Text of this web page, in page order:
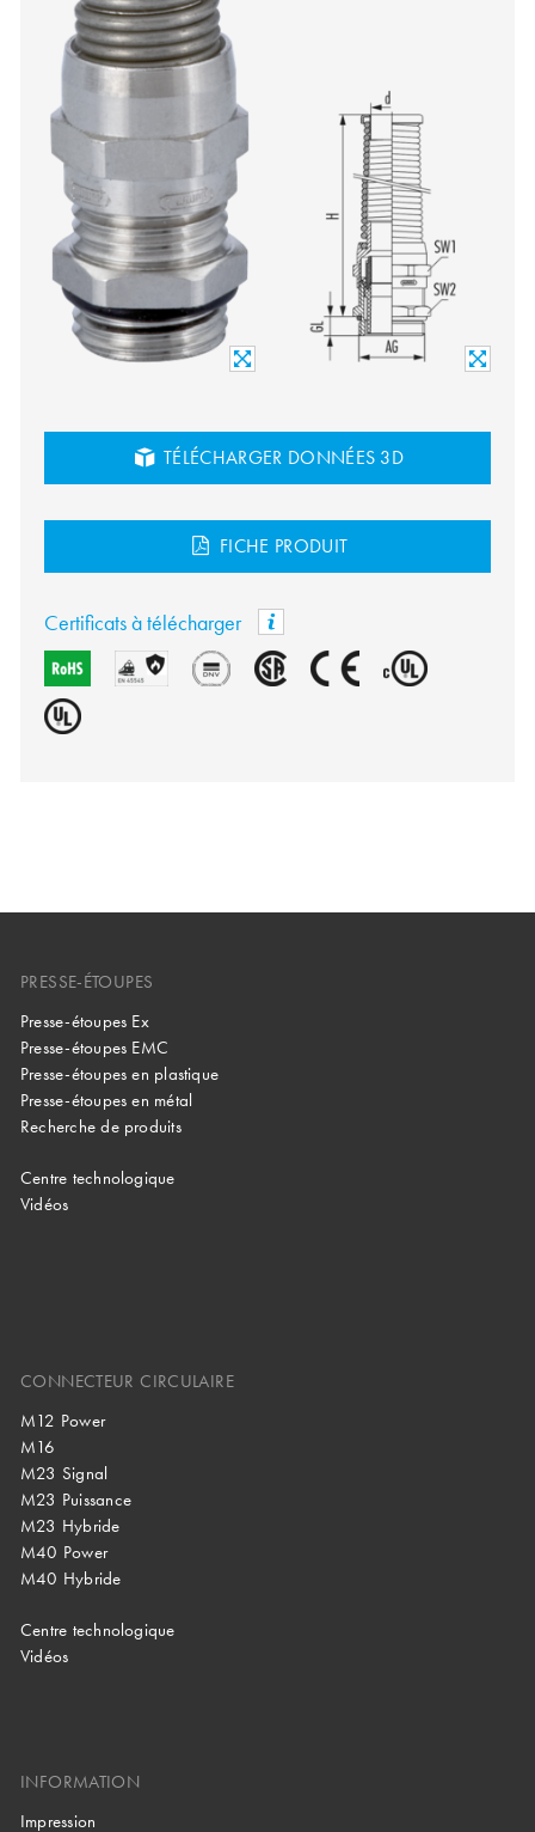
TÉLÉCHARGER DONNÉES 3D
FICHE PRODUIT
Certificats à télécharger
PRESSE-ÉTOUPES
Presse-étoupes Ex
Presse-étoupes EMC
Presse-étoupes en plastique
Presse-étoupes en métal
Recherche de produits
Centre technologique
Vidéos
CONNECTEUR CIRCULAIRE
M12 Power
M16
M23 Signal
M23 Puissance
M23 Hybride
M40 Power
M40 Hybride
Centre technologique
Vidéos
INFORMATION
Impression